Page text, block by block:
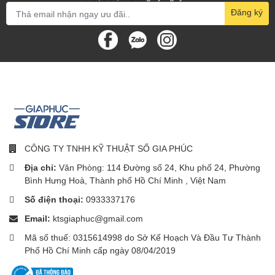
Dung tích lớn 20L cho cả
gia đình và tiết kiệm không
cùng thưởng thức những món ăn ngon. Dễ dàng cho cả con gà
vào và tiếp khách một cách hoàn hảo.
Nội thất dễ vệ sinh và tấm
xoay có thể tháo rời, cho
phép vệ sinh kỹ lưỡng chỉ
bằng một lần lau
Đăng ký
CÔNG TY TNHH KỸ THUẬT SỐ GIA PHÚC
Địa chỉ: Văn Phòng: 114 Đường số 24, Khu phố 24, Phường
Bình Hưng Hoà, Thành phố Hồ Chí Minh , Việt Nam
Số điện thoại: 0933337176
Email: ktsgiaphuc@gmail.com
Mã số thuế: 0315614998 do Sở Kế Hoạch Và Đầu Tư Thành
Phố Hồ Chí Minh cấp ngày 08/04/2019